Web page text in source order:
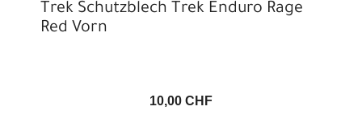
Trek Schutzblech Trek Enduro Rage
Red Vorn
10,00 CHF